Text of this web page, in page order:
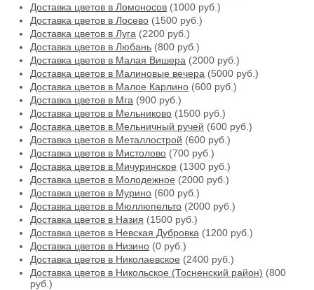
Доставка цветов в Ломоносов (1000 руб.)
Доставка цветов в Лосево (1500 руб.)
Доставка цветов в Луга (2200 руб.)
Доставка цветов в Любань (800 руб.)
Доставка цветов в Малая Вишера (2000 руб.)
Доставка цветов в Малиновые вечера (5000 руб.)
Доставка цветов в Малое Карлино (600 руб.)
Доставка цветов в Мга (900 руб.)
Доставка цветов в Мельниково (1500 руб.)
Доставка цветов в Мельничный ручей (600 руб.)
Доставка цветов в Металлострой (600 руб.)
Доставка цветов в Мистолово (700 руб.)
Доставка цветов в Мичуринское (1300 руб.)
Доставка цветов в Молодежное (2000 руб.)
Доставка цветов в Мурино (600 руб.)
Доставка цветов в Мюллюпельто (2000 руб.)
Доставка цветов в Назия (1500 руб.)
Доставка цветов в Невская Дубровка (1200 руб.)
Доставка цветов в Низино (0 руб.)
Доставка цветов в Николаевское (2400 руб.)
Доставка цветов в Никольское (Тосненский район) (800
руб.)